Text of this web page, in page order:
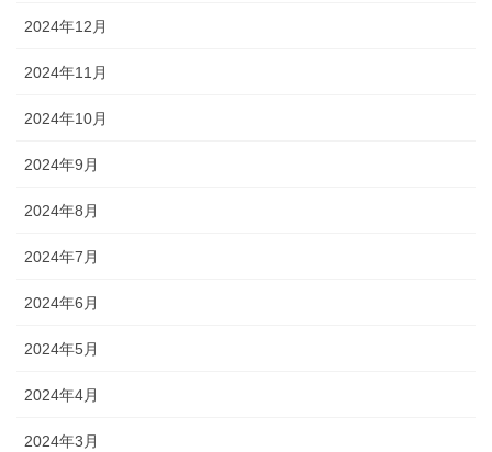
2024年12月
2024年11月
2024年10月
2024年9月
2024年8月
2024年7月
2024年6月
2024年5月
2024年4月
2024年3月